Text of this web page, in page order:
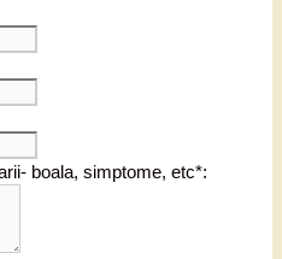
boala, simptome, etc*: